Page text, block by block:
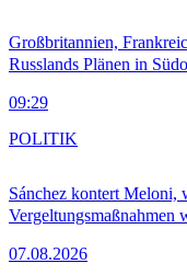
Großbritannien,
Russlands Plänen in
09:29
Sánchez kontert Meloni,
Vergeltungsmaßnahmen
07.08.2026
POLITIK